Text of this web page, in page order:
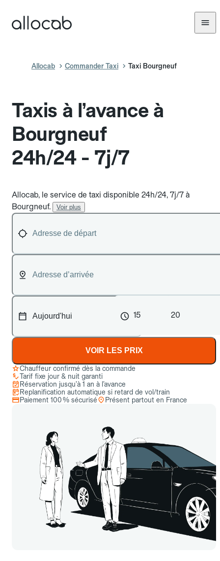
Allocab Commander Taxi Taxi Bourgneuf
Taxis à l’avance à
Bourgneuf
24h/24 - 7j/7
Allocab, le service de taxi disponible 24h/24, 7j/7 à
Bourgneuf.
Voir plus
15 20
VOIR LES PRIX
Chauffeur confirmé dès la commande
Tarif fixe jour & nuit garanti
Réservation jusqu’à 1 an à l’avance
Replanification automatique si retard de vol/train
Paiement 100 % sécurisé
Présent partout en France